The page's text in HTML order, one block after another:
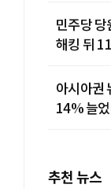
민주당
해킹 뒤
아시아권
14% 늘
추천 뉴스